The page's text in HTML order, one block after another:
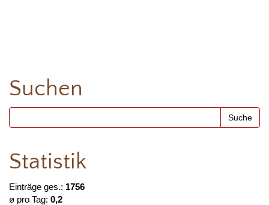
Suchen
Statistik
Einträge ges.: 1756
ø pro Tag: 0,2